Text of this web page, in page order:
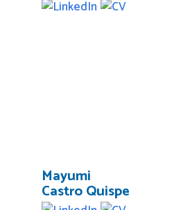
Mayumi
Castro Quispe